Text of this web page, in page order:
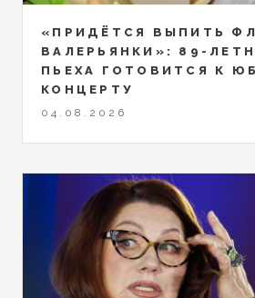
«ПРИДЁТСЯ ВЫПИТЬ
ВАЛЕРЬЯНКИ»: 89-
ПЬЕХА ГОТОВИТСЯ К
КОНЦЕРТУ
04.08.2026